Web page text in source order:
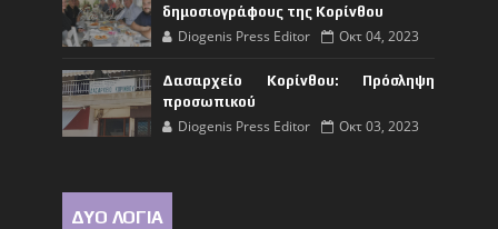
δημοσιογράφους της Κορίνθου
Diogenis Press Editor Οκτ 04, 2023
Δασαρχείο Κορίνθου: Πρόσληψη
προσωπικού
Diogenis Press Editor Οκτ 03, 2023
ΔΥΟ ΛΟΓΙΑ